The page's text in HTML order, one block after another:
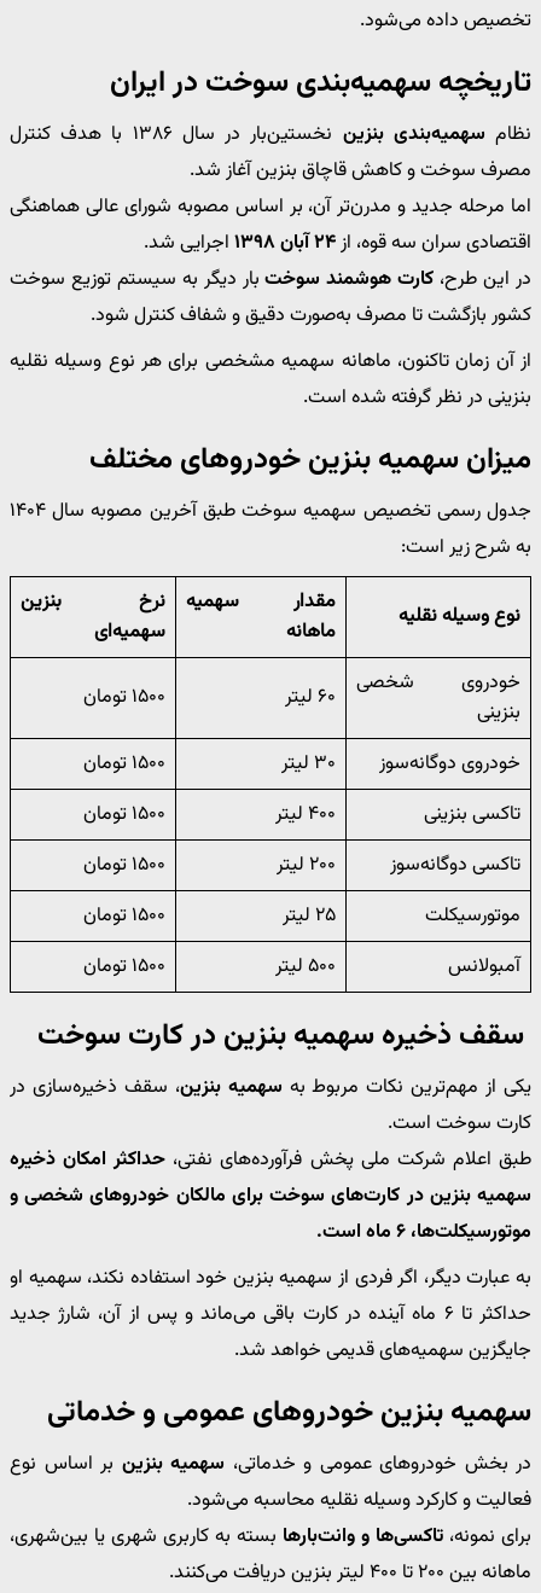
تخصیص داده می‌شود.
تاریخچه سهمیه‌بندی سوخت در ایران
نظام سهمیه‌بندی بنزین
نخستین‌بار در سال ۱۳۸۶ با هدف کنترل
مصرف سوخت و کاهش قاچاق بنزین آغاز شد.
اما مرحله جدید و مدرن‌تر آن، بر اساس مصوبه شورای عالی هماهنگی
اقتصادی سران سه قوه، از۲۴ آبان ۱۳۹۸
اجرایی شد.
در این طرح، کارت هوشمند سوختبار دیگر به سیستم توزیع سوخت
کشور بازگشت تا مصرف به‌صورت دقیق و شفاف کنترل شود.
از آن زمان تاکنون، ماهانه سهمیه مشخصی برای هر نوع وسیله نقلیه
بنزینی در نظر گرفته شده است.
میزان سهمیه بنزین خودروهای مختلف
جدول رسمی تخصیص سهمیه سوخت طبق آخرین مصوبه سال ۱۴۰۴
به شرح زیر است:
نوع وسیله نقلیه
مقدار سهمیه
ماهانه
نرخ بنزین
سهمیه‌ای
خودروی شخصی
بنزینی
۶۰ لیتر ۱۵۰۰ تومان
خودروی دوگانه‌سوز ۳۰ لیتر
۱۵۰۰ تومان
تاکسی بنزینی
۴۰۰ لیتر
۱۵۰۰ تومان
تاکسی دوگانه‌سوز
۲۰۰ لیتر
۱۵۰۰ تومان
موتورسیکلت
۲۵ لیتر
۱۵۰۰ تومان
آمبولانس
۵۰۰ لیتر ۱۵۰۰ تومان
سقف ذخیره سهمیه بنزین در کارت سوخت
یکی از مهم‌ترین نکات مربوط به سهمیه بنزین، سقف ذخیره‌سازی در
کارت سوخت است.
طبق اعلام شرکت ملی پخش فرآورده‌های نفتی، حداکثر امکان ذخیره
سهمیه بنزین در کارت‌های سوخت برای مالکان خودروهای شخصی و
موتورسیکلت‌ها، ۶ ماه است.
به عبارت دیگر، اگر فردی از سهمیه بنزین خود استفاده نکند، سهمیه او
حداکثر تا ۶ ماه آینده در کارت باقی می‌ماند و پس از آن، شارژ جدید
جایگزین سهمیه‌های قدیمی خواهد شد.
سهمیه بنزین خودروهای عمومی و خدماتی
در بخش خودروهای عمومی و خدماتی، سهمیه بنزین بر اساس نوع
فعالیت و کارکرد وسیله نقلیه محاسبه می‌شود.
برای نمونه، تاکسی‌ها و وانت‌بارها بسته به کاربری شهری یا بین‌شهری،
ماهانه بین ۲۰۰ تا ۴۰۰ لیتر بنزین دریافت می‌کنند.